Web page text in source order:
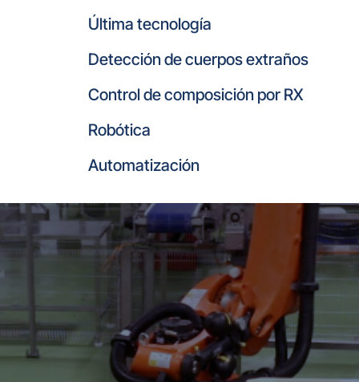
Última tecnología
Detección de cuerpos extraños
Control de composición por RX
Robótica
Automatización